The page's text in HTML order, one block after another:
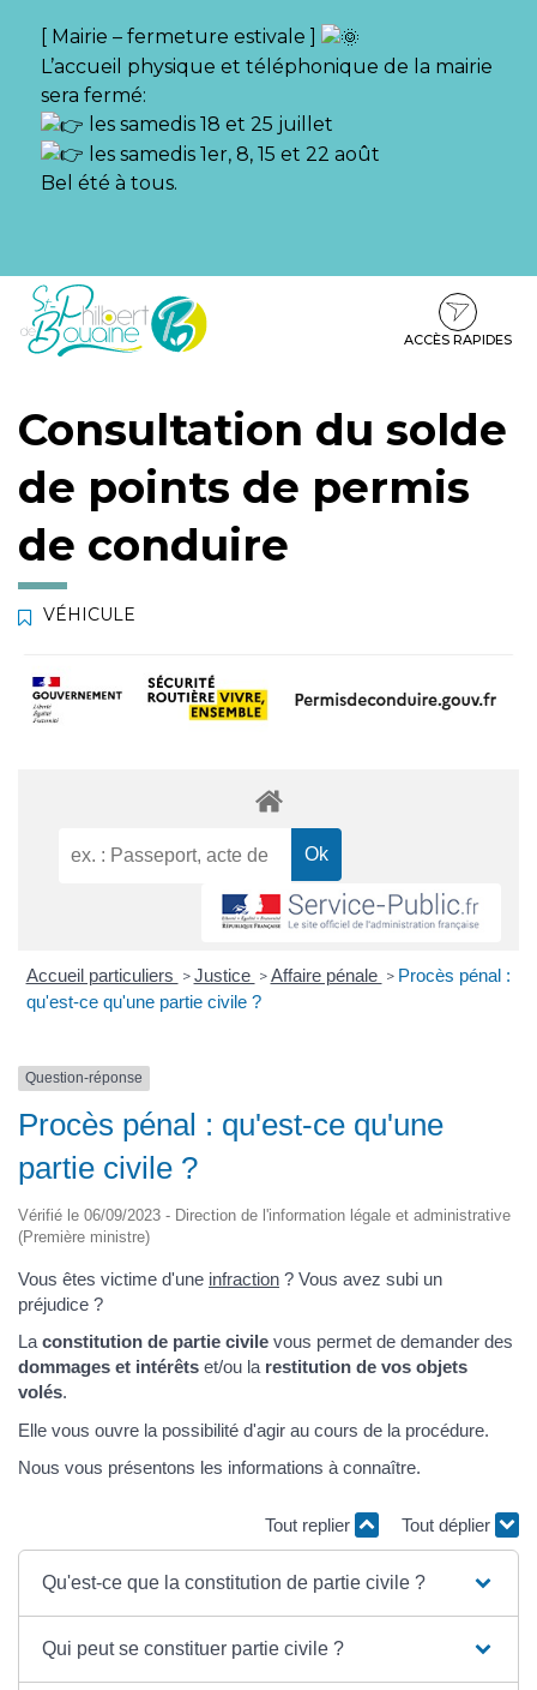
[ Mairie – fermeture estivale ]
L’accueil physique et téléphonique de la mairie
sera fermé:
les samedis 18 et 25 juillet
les samedis 1er, 8, 15 et 22 août
Bel été à tous.
Aller
Aller
contenu
Aller
pied
ACCÈS RAPIDES
Consultation du solde
de points de permis
de conduire
VÉHICULE
Accueil particuliers > Justice > Affaire pénale > Procès pénal :
qu'est-ce qu'une partie civile ?
Question-réponse
Procès pénal : qu'est-ce qu'une
partie civile ?
Vérifié le 06/09/2023 - Direction de l'information légale et administrative
(Première ministre)
Vous êtes victime d'une infraction ? Vous avez subi un
préjudice ?
La constitution de partie civile vous permet de demander des
dommages et intérêts et/ou la restitution de vos objets
volés.
Elle vous ouvre la possibilité d'agir au cours de la procédure.
Nous vous présentons les informations à connaître.
Tout replier Tout déplier
Qu'est-ce que la constitution de partie civile ?
Qui peut se constituer partie civile ?